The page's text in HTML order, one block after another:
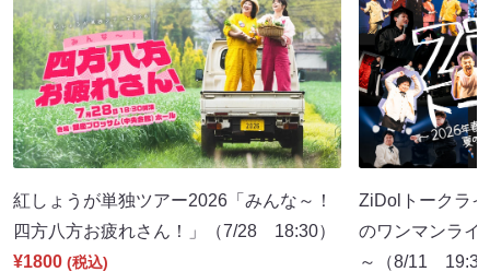
紅しょうが単独ツアー2026「みんな～！
四方八方お疲れさん！」（7/28 18:30）
¥1800 (税込)
ZiDolトークラ
のワンマンライ
～（8/11